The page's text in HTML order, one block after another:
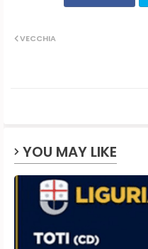
VECCHIA
YOU MAY LIKE